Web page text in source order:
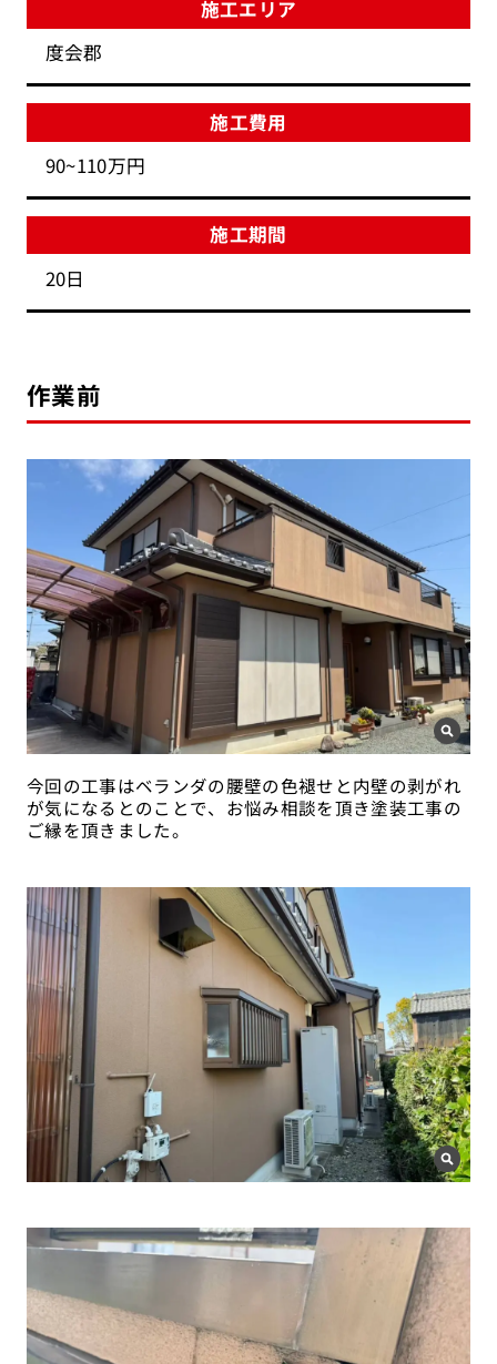
施工エリア
度会郡
施工費用
90~110万円
施工期間
20日
作業前
今回の工事はベランダの腰壁の色褪せと内壁の剥がれ
が気になるとのことで、お悩み相談を頂き塗装工事の
ご縁を頂きました。